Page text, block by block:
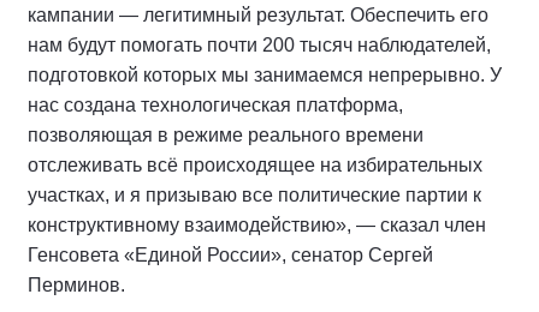
кампании — легитимный результат. Обеспечить его
нам будут помогать почти 200 тысяч наблюдателей,
подготовкой которых мы занимаемся непрерывно. У
нас создана технологическая платформа,
позволяющая в режиме реального времени
отслеживать всё происходящее на избирательных
участках, и я призываю все политические партии к
конструктивному взаимодействию», — сказал член
Генсовета «Единой России», сенатор Сергей
Перминов.